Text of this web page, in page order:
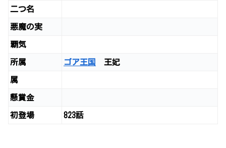
二つ名
悪魔の実
覇気
所属 ゴア王国 王妃
属
懸賞金
初登場 823話